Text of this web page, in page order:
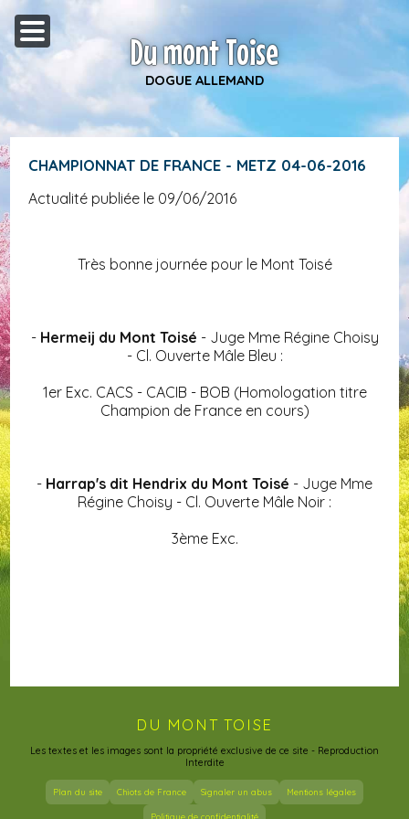
Du mont Toise
DOGUE ALLEMAND
CHAMPIONNAT DE FRANCE - METZ 04-06-2016
Actualité publiée le 09/06/2016
Très bonne journée pour le Mont Toisé
- Hermeij du Mont Toisé - Juge Mme Régine Choisy
- Cl. Ouverte Mâle Bleu :
1er Exc. CACS - CACIB - BOB (Homologation titre
Champion de France en cours)
- Harrap's dit Hendrix du Mont Toisé - Juge Mme
Régine Choisy - Cl. Ouverte Mâle Noir :
3ème Exc.
DU MONT TOISE
Les textes et les images sont la propriété exclusive de ce site - Reproduction
Interdite
Plan du site Chiots de France Signaler un abus Mentions légales
Politique de confidentialité